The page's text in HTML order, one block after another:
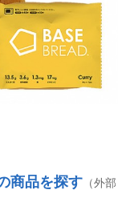
商品を探す （外部